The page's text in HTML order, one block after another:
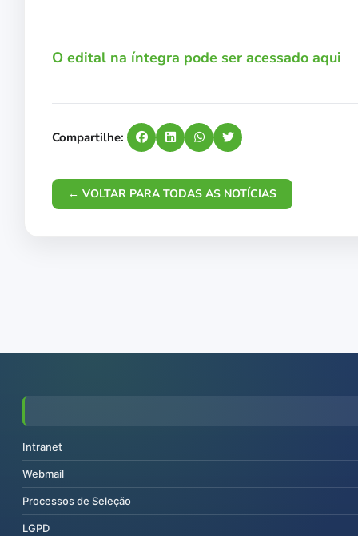
O edital na íntegra pode ser acessado aqui
Compartilhe:
← VOLTAR PARA TODAS AS NOTÍCIAS
Intranet
Webmail
Processos de Seleção
LGPD